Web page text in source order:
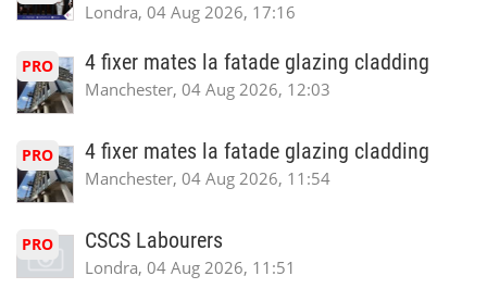
Londra, 04 Aug 2026, 17:16
PRO 4 fixer mates la fatade glazing cladding
Manchester, 04 Aug 2026, 12:03
PRO 4 fixer mates la fatade glazing cladding
Manchester, 04 Aug 2026, 11:54
PRO CSCS Labourers
Londra, 04 Aug 2026, 11:51